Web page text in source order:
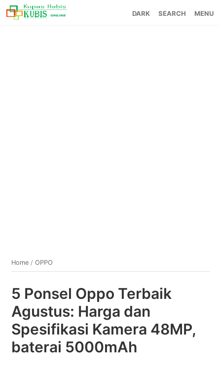
SEARCH MENU
Home /OPPO
5 Ponsel Oppo Terbaik
Agustus: Harga dan
Spesifikasi Kamera 48MP,
baterai 5000mAh